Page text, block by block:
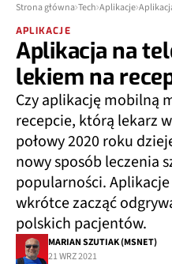
Strona główna Tech Aplikacje
APLIKACJE
Aplikacja na
lekiem na
Czy aplikację mobilną
recepcie, którą lekarz
połowy 2020 roku
nowy sposób leczenia
popularności.
wkrótce zacząć
polskich pacjentów.
MARIAN SZUTIAK (MSNET)
21 WRZ 2021